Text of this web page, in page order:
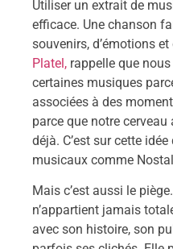
Utiliser un extrait de
efficace. Une chanson
souvenirs, d’émotions et
Platel, rappelle que
certaines musiques
associées à des
parce que notre
déjà. C’est sur cette
musicaux comme
Mais c’est aussi le
n’appartient jamais
avec son histoire, son